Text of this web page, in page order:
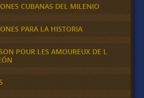
CUBANAS DEL MILENIO
PARA LA HISTORIA
POUR LES AMOUREUX DE L